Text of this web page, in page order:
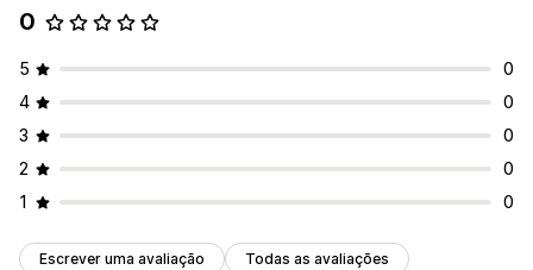
0
5
0
4
0
3
0
2
0
1
0
Escrever uma avaliação Todas as avaliações